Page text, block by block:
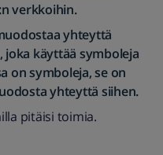
verkkoihin.
yhteyttä
käyttää symboleja
on symboleja, se on
yhteyttä siihen.
pitäisi toimia.